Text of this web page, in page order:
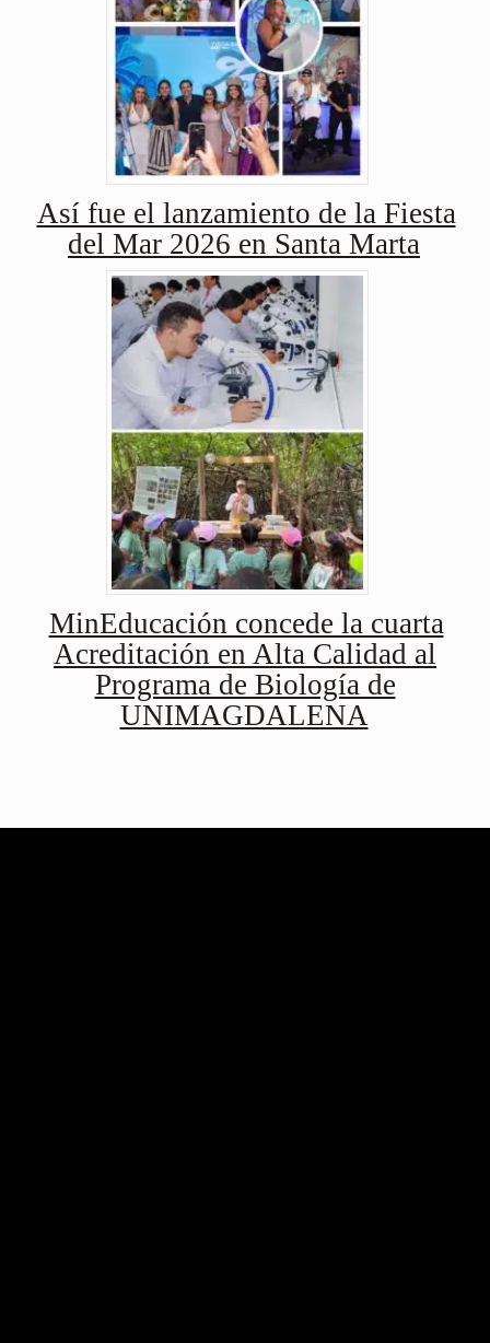
Así fue el lanzamiento de la Fiesta
del Mar 2026 en Santa Marta
MinEducación concede la cuarta
Acreditación en Alta Calidad al
Programa de Biología de
UNIMAGDALENA